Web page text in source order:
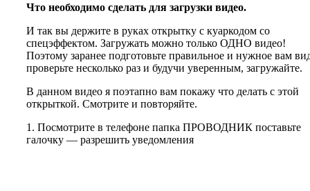
Что необходимо сделать для загрузки видео.
И так вы держите в руках открытку с куаркодом со
спецэффектом. Загружать можно только ОДНО видео!
Поэтому заранее подготовьте правильное и нужное вам
проверьте несколько раз и будучи уверенным, загружайте.
В данном видео я поэтапно вам покажу что делать с этой
открыткой. Смотрите и повторяйте.
1. Посмотрите в телефоне папка ПРОВОДНИК поставьте
галочку — разрешить уведомления